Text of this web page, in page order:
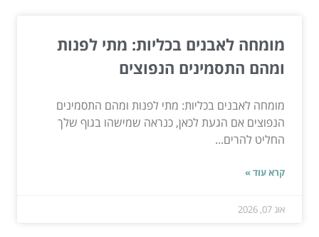
מומחה לאבנים בכליות: מתי לפנות
ומהם התסמינים הנפוצים
מומחה לאבנים בכליות: מתי לפנות ומהם התסמינים
הנפוצים אם הגעת לכאן, כנראה שמישהו בגוף שלך
החליט להרים...
קרא עוד »
אוג 07, 2026